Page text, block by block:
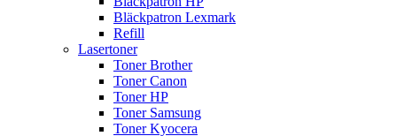
Bläckpatron Lexmark
Refill
Lasertoner
Toner Brother
Toner Canon
Toner HP
Toner Samsung
Toner Kyocera